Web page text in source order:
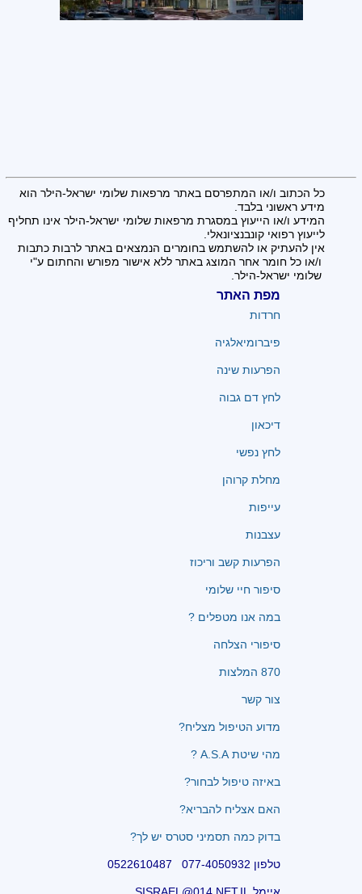
כל הכתוב ו/או המתפרסם באתר מרפאות שלומי ישראל-הילר הוא
מידע ראשוני בלבד.
המידע ו/או הייעוץ במסגרת מרפאות שלומי ישראל-הילר אינו תחליף
לייעוץ רפואי קונבנציונאלי.
אין להעתיק או להשתמש בחומרים הנמצאים באתר לרבות כתבות
ו/או כל חומר אחר המוצג באתר ללא אישור מפורש והחתום ע"י
שלומי ישראל-הילר.
מפת האתר
חרדות
פיברומיאלגיה
הפרעות שינה
לחץ דם גבוה
דיכאון
לחץ נפשי
מחלת קרוהן
עייפות
עצבנות
הפרעות קשב וריכוז
סיפור חיי שלומי
במה אנו מטפלים ?
סיפורי הצלחה
870 המלצות
צור קשר
מדוע הטיפול מצליח?
מהי שיטת A.S.A ?
באיזה טיפול לבחור?
האם אצליח להבריא?
בדוק כמה תסמיני סטרס יש לך?
טלפון 077-4050932 0522610487